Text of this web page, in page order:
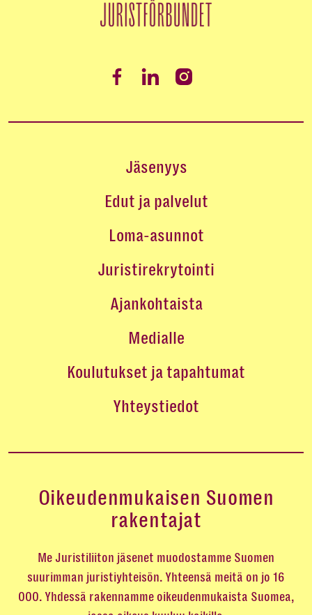
Jäsenyys
Edut ja palvelut
Loma-asunnot
Juristirekrytointi
Ajankohtaista
Medialle
Koulutukset ja tapahtumat
Yhteystiedot
Oikeudenmukaisen Suomen
rakentajat
Me Juristiliiton jäsenet muodostamme Suomen
suurimman juristiyhteisön. Yhteensä meitä on jo 16
000. Yhdessä rakennamme oikeudenmukaista Suomea,